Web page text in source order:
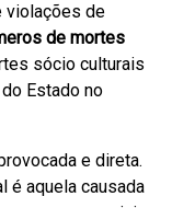
violações de
de mortes
sócio culturais
Estado no
e direta.
é aquela causada